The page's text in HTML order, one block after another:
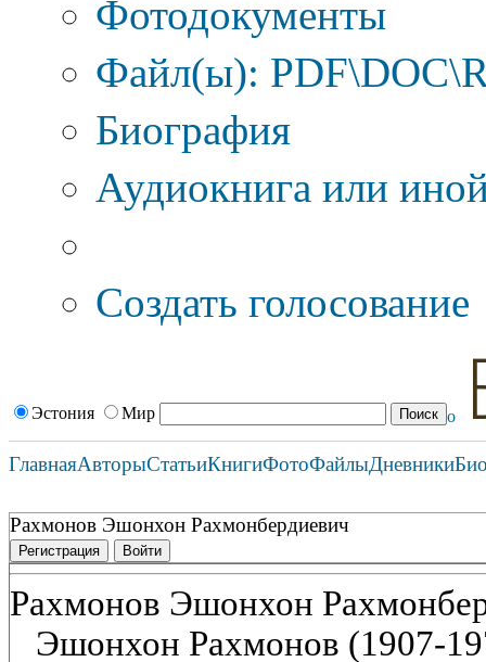
Фотодокументы
Файл(ы):
Биография
Аудиокнига или
Создать голосование
Эстония Мир
ГлавнаяАвторыСтатьиКнигиФотоФайлыДневники
Рахмонов Эшонхон Рахмонбердиевич
Регистрация Войти
Рахмонов Эшонхон
Эшонхон Рахмонов (1907-